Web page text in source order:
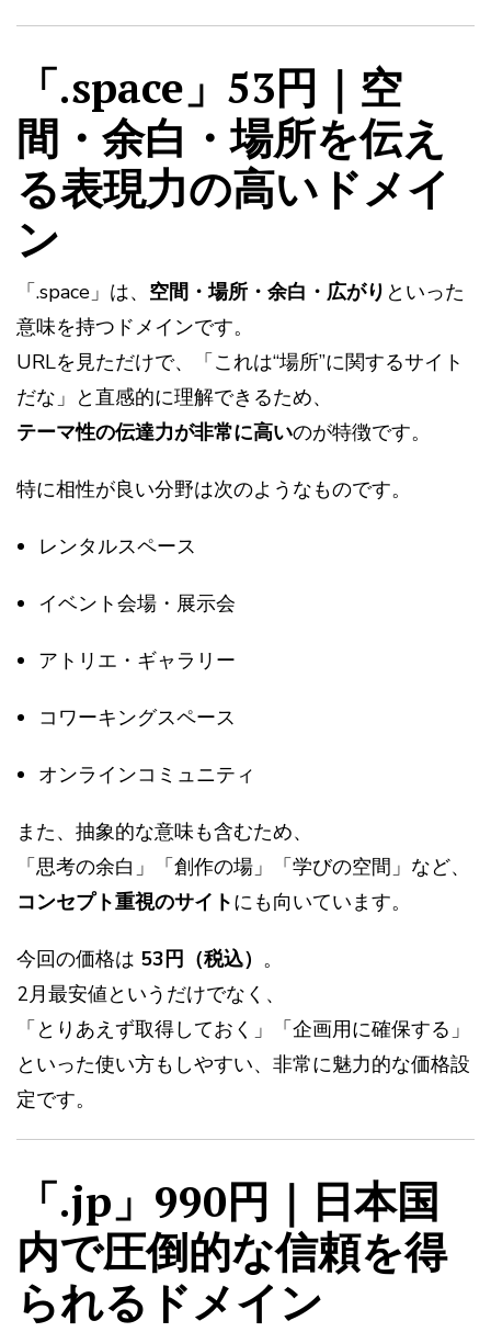
「.space」53円｜空
間・余白・場所を伝え
る表現力の高いドメイ
ン
「.space」は、 空間・場所・余白・広がり といった
意味を持つドメインです。
URLを見ただけで、「これは“場所”に関するサイト
だな」と直感的に理解できるため、
テーマ性の伝達力が非常に高いのが特徴です。
特に相性が良い分野は次のようなものです。
レンタルスペース
イベント会場・展示会
アトリエ・ギャラリー
コワーキングスペース
オンラインコミュニティ
また、抽象的な意味も含むため、
「思考の余白」「創作の場」「学びの空間」など、
コンセプト重視のサイトにも向いています。
今回の価格は 53円（税込） 。
2月最安値というだけでなく、
「とりあえず取得しておく」「企画用に確保する」
といった使い方もしやすい、非常に魅力的な価格設
定です。
「.jp」990円｜日本国
内で圧倒的な信頼を得
られるドメイン